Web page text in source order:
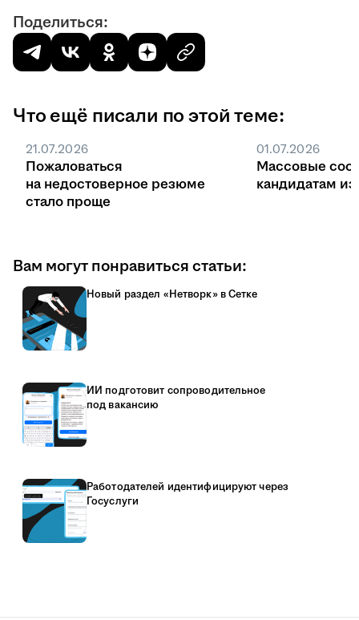
Поделиться:
Что ещё писали по этой теме:
21.07.2026
Пожаловаться
на недостоверное резюме
стало проще
01.07.2026
Массовые
кандидатам
Вам могут понравиться статьи:
Новый раздел «Нетворк» в Сетке
ИИ подготовит сопроводительное
под вакансию
Работодателей идентифицируют через
Госуслуги